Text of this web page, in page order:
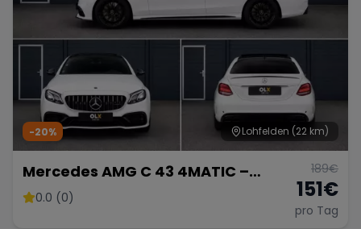
Lohfelden (22 km)
-20%
Mercedes AMG C 43 4MATIC –
Sportliche Limousine
0.0 (0)
189€
151€
pro Tag